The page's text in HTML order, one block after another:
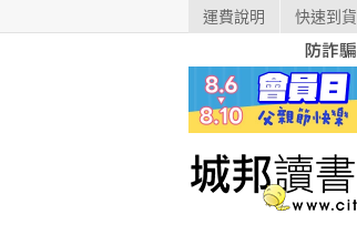
運費說明 快速到貨